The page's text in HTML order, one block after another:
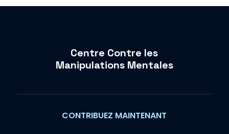
Centre Contre les
Manipulations Mentales
CONTRIBUEZ MAINTENANT